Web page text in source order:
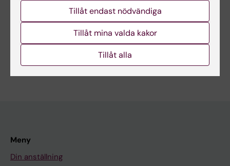
Meny
Din anställning
Tillåt endast nödvändiga
Tillåt mina valda kakor
Tillåt alla